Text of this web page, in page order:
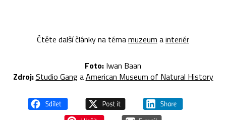
Čtěte další články na témamuzeum ainteriér
Foto: Iwan Baan
Zdroj:Studio GangaAmerican Museum of Natural History